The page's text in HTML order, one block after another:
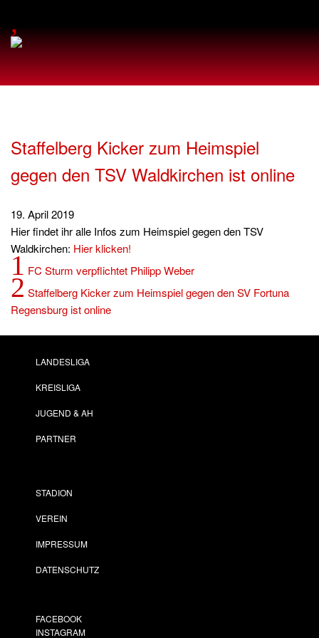
,
Staffelberg Kicker zum Heimspiel
gegen den TSV Waldkirchen ist online
19. April 2019
Hier findet ihr alle Infos zum Heimspiel gegen den TSV
Waldkirchen: Hier klicken!
1 FC Sturm verpflichtet Philipp Weber
2 Staffelberg Kicker zum Heimspiel gegen den SV Fortuna
Regensburg ist online
LANDESLIGA
KREISLIGA
JUGEND & AH
PARTNER
STADION
VEREIN
IMPRESSUM
DATENSCHUTZ
FACEBOOK
INSTAGRAM